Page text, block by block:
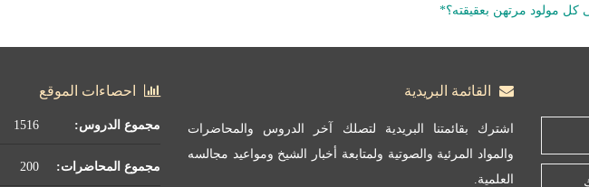
كل مولود مرتهن بعقيقته؟*
القائمة البريدية
اشترك بقائمتنا البريدية لتصلك آخر الدروس والمحاضرات
والمواد المرئية والصوتية ولمتابعة أخبار الشيخ ومواعيد مجالسه
العلمية.
احصاءات الموقع
مجموع الدروس:
مجموع المحاضرات: